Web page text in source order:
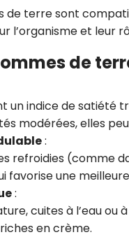
de terre sont
l’organisme et leur
de
un indice de satiété
modérées, elles
:
refroidies (comme
favorise une
:
cuites à l’eau
en crème.